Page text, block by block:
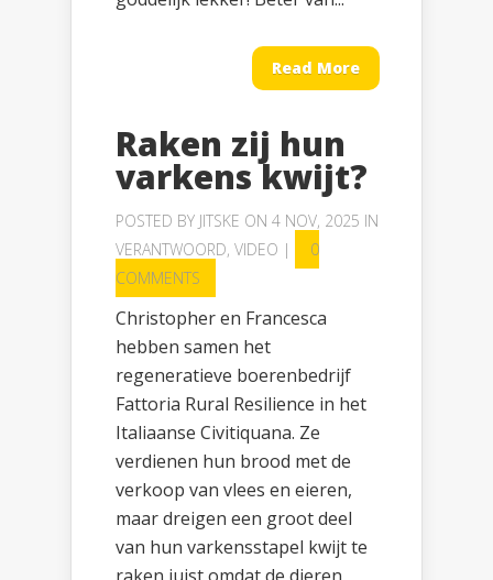
Read More
Raken zij hun
varkens kwijt?
POSTED BY JITSKE ON 4 NOV, 2025 IN
VERANTWOORD, VIDEO |
0
COMMENTS
Christopher en Francesca
hebben samen het
regeneratieve boerenbedrijf
Fattoria Rural Resilience in het
Italiaanse Civitiquana. Ze
verdienen hun brood met de
verkoop van vlees en eieren,
maar dreigen een groot deel
van hun varkensstapel kwijt te